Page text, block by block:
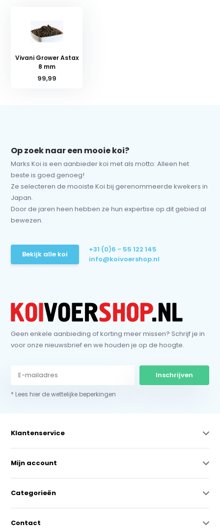
Vivani Grower Astax
8 mm
99,99
Op zoek naar een mooie koi?
Marks Koi is een aanbieder koi met als motto: Alleen het
beste is goed genoeg!
Ze selecteren de mooiste Koi bij gerenommeerde kwekers in
Japan.
Door de jaren heen hebben ze hun expertise op dit gebied al
bewezen.
Bekijk alle koi
+31 (0)6 - 55 122 145
info@koivoershop.nl
Geen enkele aanbieding of korting meer missen? Schrijf je in
voor onze nieuwsbrief en we houden je op de hoogte.
Inschrijven
* Lees hier de wettelijke beperkingen
Klantenservice
Mijn account
Categorieën
Contact